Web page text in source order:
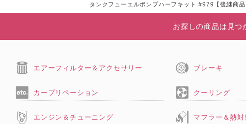
タンクフューエルポンプハーフキット #979【後継
お探しの商品は見つ
エアーフィルター＆アクセサリー ブレーキ
カープリペーション クーリング
エンジン＆チューニング マフラー＆熱対